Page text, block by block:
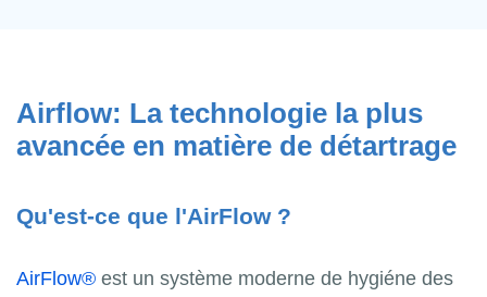
Airflow: La technologie la plus
avancée en matière de détartrage
Qu'est-ce que l'AirFlow ?
AirFlow® est un système moderne de hygiéne des